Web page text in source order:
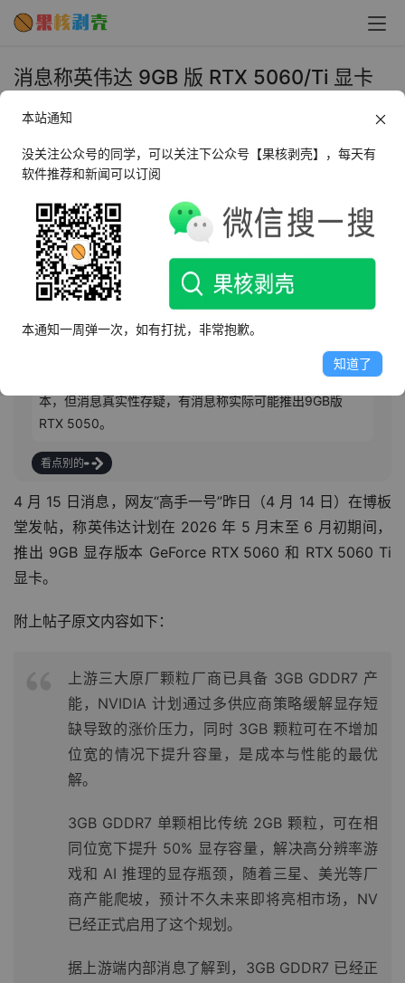
消息称英伟达 9GB 版 RTX 5060/Ti 显卡
2026年4月15日 上午11:13 圈内新闻
AI摘要
此内容由AI根据文章内容自动生成，并已由人工审核
英伟达计划2026年5月底至6月初推出9GB显存版RTX
5060及RTX 5060 Ti，采用3GB GDDR7颗粒，通过减少
显存芯片数量降低生产成本并缓解短缺压力。虽显存容量
14%-25%，性能增益有限。该策略旨在优化供应链与成
本，但消息真实性存疑，有消息称实际可能推出9GB版
RTX 5050。
看点别的
4 月 15 日消息，网友“高手一号”昨日（4 月 14 日）在博板
堂发帖，称英伟达计划在 2026 年 5 月末至 6 月初期间，
推出 9GB 显存版本 GeForce RTX 5060 和 RTX 5060 Ti
显卡。
附上帖子原文内容如下：
上游三大原厂颗粒厂商已具备 3GB GDDR7 产
能，NVIDIA 计划通过多供应商策略缓解显存短
缺导致的涨价压力，同时 3GB 颗粒可在不增加
位宽的情况下提升容量，是成本与性能的最优
解。
3GB GDDR7 单颗相比传统 2GB 颗粒，可在相
同位宽下提升 50% 显存容量，解决高分辨率游
戏和 AI 推理的显存瓶颈，随着三星、美光等厂
商产能爬坡，预计不久未来即将亮相市场，NV
已经正式启用了这个规划。
据上游端内部消息了解到，3GB GDDR7 已经正
本站通知
没关注公众号的同学，可以关注下公众号【果核剥壳】，每天有
软件推荐和新闻可以订阅
本通知一周弹一次，如有打扰，非常抱歉。
知道了